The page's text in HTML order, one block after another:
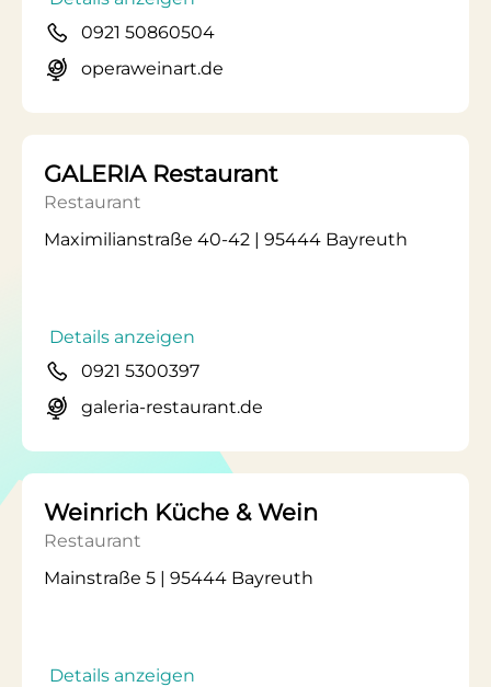
0921 50860504
operaweinart.de
GALERIA Restaurant
Restaurant
Maximilianstraße 40-42 | 95444 Bayreuth
Details anzeigen
0921 5300397
galeria-restaurant.de
Weinrich Küche & Wein
Restaurant
Mainstraße 5 | 95444 Bayreuth
Details anzeigen